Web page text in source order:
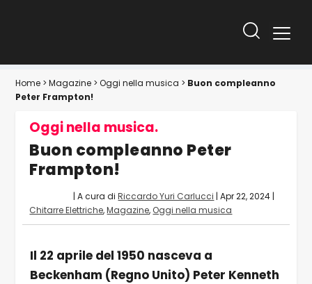
Home >Magazine >Oggi nella musica > Buon compleanno
Peter Frampton!
Oggi nella musica.
Buon compleanno Peter
Frampton!
| A cura diRiccardo Yuri Carlucci |Apr 22, 2024 |
Chitarre Elettriche,Magazine, Oggi nella musica
Il 22 aprile del 1950 nasceva a
Beckenham (Regno Unito) Peter Kenneth